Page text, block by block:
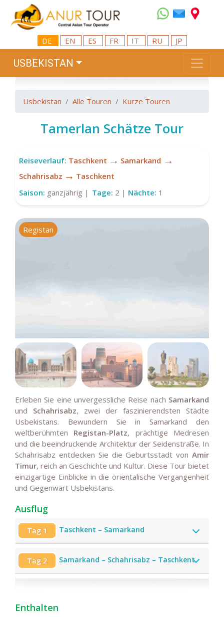
DE EN ES FR IT RU JP
USBEKISTAN
Usbekistan Alle Touren Kurze Touren
Tamerlan Schätze Tour
Reiseverlauf: Taschkent → Samarkand →
Sсhahrisabz → Tasсhkent
Saison: ganzjährig | Tage: 2 | Nächte: 1
Registan
Erleben Sie eine unvergessliche Reise nach Samarkand
und Schahrisabz, zwei der faszinierendsten Städte
Usbekistans. Bewundern Sie in Samarkand den
weltberühmten Registan-Platz, prächtige Medresen
und die beeindruckende Architektur der Seidenstraße. In
Schahrisabz entdecken Sie die Geburtsstadt von Amir
Timur, reich an Geschichte und Kultur. Diese Tour bietet
einzigartige Einblicke in die orientalische Vergangenheit
und Gegenwart Usbekistans.
Ausflug
Tag 1 Taschkent – Samarkand
Tag 2 Samarkand – Sсhahrisabz – Tasсhkent
Enthalten